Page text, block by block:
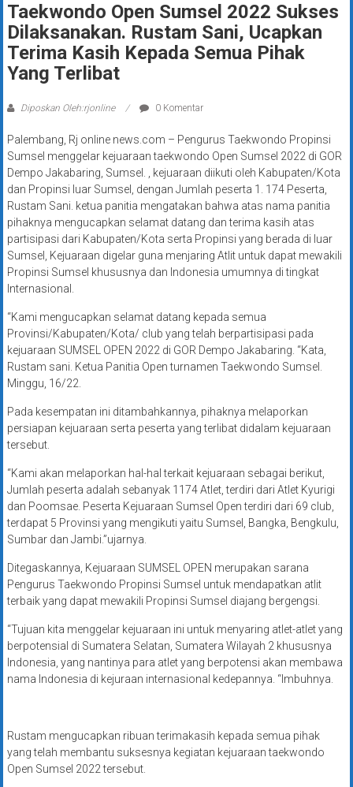
Taekwondo Open Sumsel 2022 Sukses
Dilaksanakan. Rustam Sani, Ucapkan
Terima Kasih Kepada Semua Pihak
Yang Terlibat
Diposkan Oleh:rjonline 0 Komentar
Palembang, Rj online news.com – Pengurus Taekwondo Propinsi
Sumsel menggelar kejuaraan taekwondo Open Sumsel 2022 di GOR
Dempo Jakabaring, Sumsel. , kejuaraan diikuti oleh Kabupaten/Kota
dan Propinsi luar Sumsel, dengan Jumlah peserta 1. 174 Peserta,
Rustam Sani. ketua panitia mengatakan bahwa atas nama panitia
pihaknya mengucapkan selamat datang dan terima kasih atas
partisipasi dari Kabupaten/Kota serta Propinsi yang berada di luar
Sumsel, Kejuaraan digelar guna menjaring Atlit untuk dapat mewakili
Propinsi Sumsel khususnya dan Indonesia umumnya di tingkat
Internasional.
“Kami mengucapkan selamat datang kepada semua
Provinsi/Kabupaten/Kota/ club yang telah berpartisipasi pada
kejuaraan SUMSEL OPEN 2022 di GOR Dempo Jakabaring. “Kata,
Rustam sani. Ketua Panitia Open turnamen Taekwondo Sumsel.
Minggu, 16/22.
Pada kesempatan ini ditambahkannya, pihaknya melaporkan
persiapan kejuaraan serta peserta yang terlibat didalam kejuaraan
tersebut.
“Kami akan melaporkan hal-hal terkait kejuaraan sebagai berikut,
Jumlah peserta adalah sebanyak 1174 Atlet, terdiri dari Atlet Kyurigi
dan Poomsae. Peserta Kejuaraan Sumsel Open terdiri dari 69 club,
terdapat 5 Provinsi yang mengikuti yaitu Sumsel, Bangka, Bengkulu,
Sumbar dan Jambi.”ujarnya.
Ditegaskannya, Kejuaraan SUMSEL OPEN merupakan sarana
Pengurus Taekwondo Propinsi Sumsel untuk mendapatkan atlit
terbaik yang dapat mewakili Propinsi Sumsel diajang bergengsi.
“Tujuan kita menggelar kejuaraan ini untuk menyaring atlet-atlet yang
berpotensial di Sumatera Selatan, Sumatera Wilayah 2 khususnya
Indonesia, yang nantinya para atlet yang berpotensi akan membawa
nama Indonesia di kejuraan internasional kedepannya. “Imbuhnya.
Rustam mengucapkan ribuan terimakasih kepada semua pihak
yang telah membantu suksesnya kegiatan kejuaraan taekwondo
Open Sumsel 2022 tersebut.